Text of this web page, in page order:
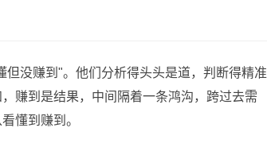
没赚到"。他们分析得头头是道，判断得精准
赚到是结果，中间隔着一条鸿沟，跨过去需
懂到赚到。